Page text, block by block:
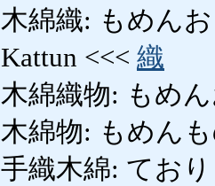
木綿織: もめん
Kattun <<< 織
木綿織物: もめ
木綿物: もめん
手織木綿: ており